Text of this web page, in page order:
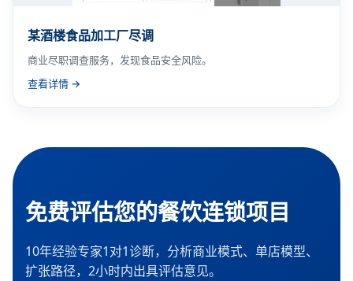
某酒楼食品加工厂尽调
商业尽职调查服务，发现食品安全风险。
查看详情 →
免费评估您的餐饮连锁项目
10年经验专家1对1诊断，分析商业模式、单店模型、
扩张路径，2小时内出具评估意见。